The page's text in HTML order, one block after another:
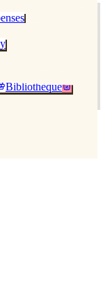
Bibliothèque